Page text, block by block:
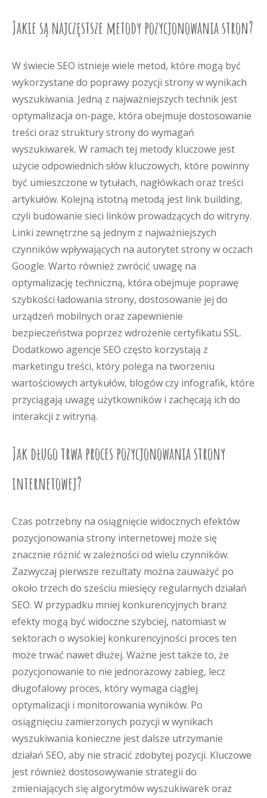
Jakie są najczęstsze metody pozycjonowania stron?
W świecie SEO istnieje wiele metod, które mogą być
wykorzystane do poprawy pozycji strony w wynikach
wyszukiwania. Jedną z najważniejszych technik jest
optymalizacja on-page, która obejmuje dostosowanie
treści oraz struktury strony do wymagań
wyszukiwarek. W ramach tej metody kluczowe jest
użycie odpowiednich słów kluczowych, które powinny
być umieszczone w tytułach, nagłówkach oraz treści
artykułów. Kolejną istotną metodą jest link building,
czyli budowanie sieci linków prowadzących do witryny.
Linki zewnętrzne są jednym z najważniejszych
czynników wpływających na autorytet strony w oczach
Google. Warto również zwrócić uwagę na
optymalizację techniczną, która obejmuje poprawę
szybkości ładowania strony, dostosowanie jej do
urządzeń mobilnych oraz zapewnienie
bezpieczeństwa poprzez wdrożenie certyfikatu SSL.
Dodatkowo agencje SEO często korzystają z
marketingu treści, który polega na tworzeniu
wartościowych artykułów, blogów czy infografik, które
przyciągają uwagę użytkowników i zachęcają ich do
interakcji z witryną.
Jak długo trwa proces pozycjonowania strony
internetowej?
Czas potrzebny na osiągnięcie widocznych efektów
pozycjonowania strony internetowej może się
znacznie różnić w zależności od wielu czynników.
Zazwyczaj pierwsze rezultaty można zauważyć po
około trzech do sześciu miesięcy regularnych działań
SEO. W przypadku mniej konkurencyjnych branż
efekty mogą być widoczne szybciej, natomiast w
sektorach o wysokiej konkurencyjności proces ten
może trwać nawet dłużej. Ważne jest także to, że
pozycjonowanie to nie jednorazowy zabieg, lecz
długofalowy proces, który wymaga ciągłej
optymalizacji i monitorowania wyników. Po
osiągnięciu zamierzonych pozycji w wynikach
wyszukiwania konieczne jest dalsze utrzymanie
działań SEO, aby nie stracić zdobytej pozycji. Kluczowe
jest również dostosowywanie strategii do
zmieniających się algorytmów wyszukiwarek oraz